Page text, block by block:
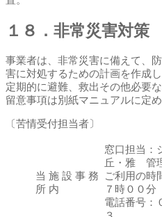
１８．非常災害対策
事業者は、非常災害に備えて、
害に対処するための計画を作成
定期的に避難、救出その他必要
留意事項は別紙マニュアルに定
〔苦情受付担当者〕
当 施 設 事 務
所 内
窓口担当：
丘・雅 管
ご利用の
７時００分
電話番号：